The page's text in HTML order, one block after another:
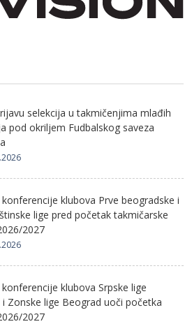
selekcija u takmičenjima mlađih
pod okriljem Fudbalskog saveza
klubova Prve beogradske i
lige pred početak takmičarske
2027
klubova Srpske lige
Zonske lige Beograd uoči početka
2027